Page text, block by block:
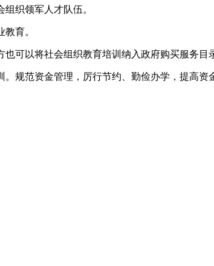
织领军人才队伍。
育。
可以将社会组织教育培训纳入政府购买服务目
规范资金管理，厉行节约、勤俭办学，提高资